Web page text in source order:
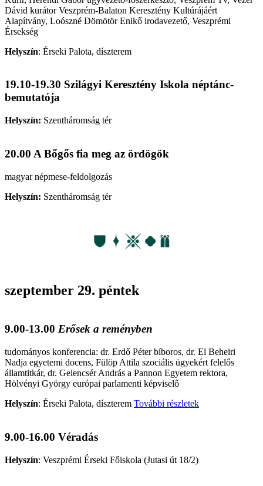
Dávid kurátor Veszprém-Balaton Keresztény Kultúrájáért
Alapítvány, Loószné Dömötör Enikő irodavezető, Veszprémi
Érsekség
Helyszín: Érseki Palota, díszterem
19.10-19.30 Szilágyi Keresztény Iskola néptánc-
bemutatója
Helyszín: Szentháromság tér
20.00 A Bőgős fia meg az ördögök
magyar népmese-feldolgozás
Helyszín: Szentháromság tér
szeptember 29. péntek
9.00-13.00 Erősek a reményben
tudományos konferencia: dr. Erdő Péter bíboros, dr. El Beheiri
Nadja egyetemi docens, Fülöp Attila szociális ügyekért felelős
államtitkár, dr. Gelencsér András a Pannon Egyetem rektora,
Hölvényi György európai parlamenti képviselő
Helyszín: Érseki Palota, díszterem További részletek
9.00-16.00 Véradás
Helyszín: Veszprémi Érseki Főiskola (Jutasi út 18/2)